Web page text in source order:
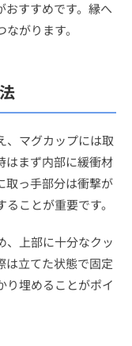
おすすめです。縁へ
がります。
、マグカップには取
はまず内部に緩衝材
取っ手部分は衝撃が
ことが重要です。
、上部に十分なクッ
は立てた状態で固定
り埋めることがポイ